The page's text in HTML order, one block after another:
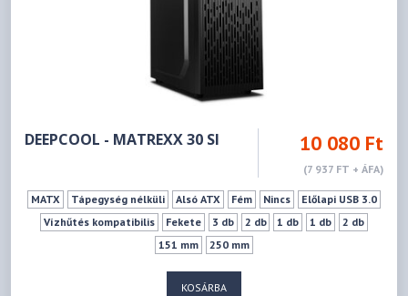
DEEPCOOL - MATREXX 30 SI 10 080 Ft
(7 937 FT + ÁFA)
MATX Tápegység nélküli Alsó ATX Fém Nincs
Előlapi USB 3.0
Vízhűtés kompatibilis
Fekete 3 db 2 db 1 db 1 db
2 db
151 mm
250 mm
KOSÁRBA